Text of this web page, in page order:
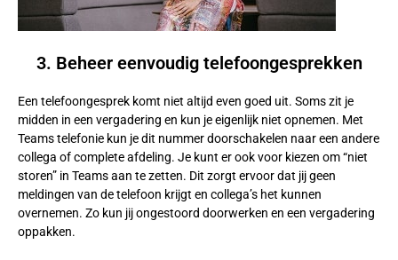
3. Beheer eenvoudig telefoongesprekken
Een telefoongesprek komt niet altijd even goed uit. Soms zit je
midden in een vergadering en kun je eigenlijk niet opnemen. Met
Teams telefonie kun je dit nummer doorschakelen naar een andere
collega of complete afdeling. Je kunt er ook voor kiezen om “niet
storen” in Teams aan te zetten. Dit zorgt ervoor dat jij geen
meldingen van de telefoon krijgt en collega’s het kunnen
overnemen. Zo kun jij ongestoord doorwerken en een vergadering
oppakken.